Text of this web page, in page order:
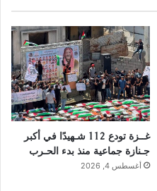
غــزة تودع 112 شـهيدًا في أكبر
جـنازة جماعية منذ بدء الحـرب
أغسطس 4, 2026